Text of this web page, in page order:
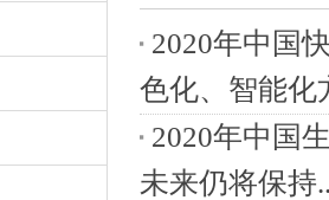
2020年中国
色化、智能化
2020年中国
未来仍将保持